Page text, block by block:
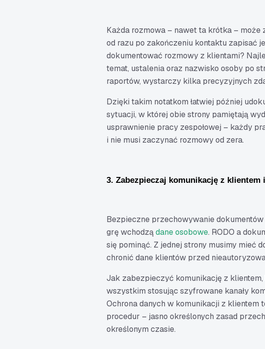
Każda rozmowa – nawet ta krótka –
od razu po zakończeniu kontaktu zapisać
dokumentować rozmowy z klientami?
temat, ustalenia oraz nazwisko osoby po
raportów, wystarczy kilka precyzyjnych
Dzięki takim notatkom łatwiej później
sytuacji, w której obie strony pamiętają
usprawnienie pracy zespołowej – każdy
i nie musi zaczynać rozmowy od zera.
3. Zabezpieczaj komunikację z klientem
Bezpieczne przechowywanie
grę wchodządane osobowe. RODO a
się pominąć. Z jednej strony musimy mieć
chronić dane klientów przed
Jak zabezpieczyć komunikację z
wszystkim stosując szyfrowane kanały
Ochrona danych w komunikacji z
procedur – jasno określonych zasad
określonym czasie.